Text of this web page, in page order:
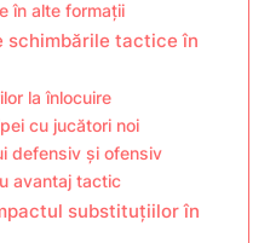
în alte formații
schimbările tactice în
la înlocuire
cu jucători noi
defensiv și ofensiv
avantaj tactic
substituțiilor în